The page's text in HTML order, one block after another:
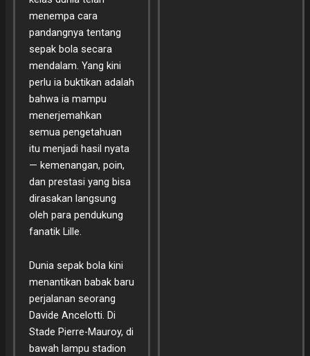
menempa cara
pandangnya tentang
sepak bola secara
mendalam. Yang kini
perlu ia buktikan adalah
bahwa ia mampu
menerjemahkan
semua pengetahuan
itu menjadi hasil nyata
— kemenangan, poin,
dan prestasi yang bisa
dirasakan langsung
oleh para pendukung
fanatik Lille.
Dunia sepak bola kini
menantikan babak baru
perjalanan seorang
Davide Ancelotti. Di
Stade Pierre-Mauroy, di
bawah lampu stadion